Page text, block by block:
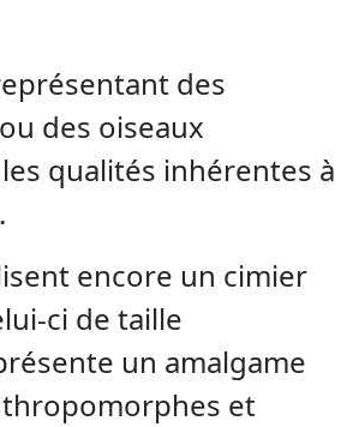
des
des oiseaux
qualités inhérentes à
encore un cimier
ci de taille
un amalgame
et